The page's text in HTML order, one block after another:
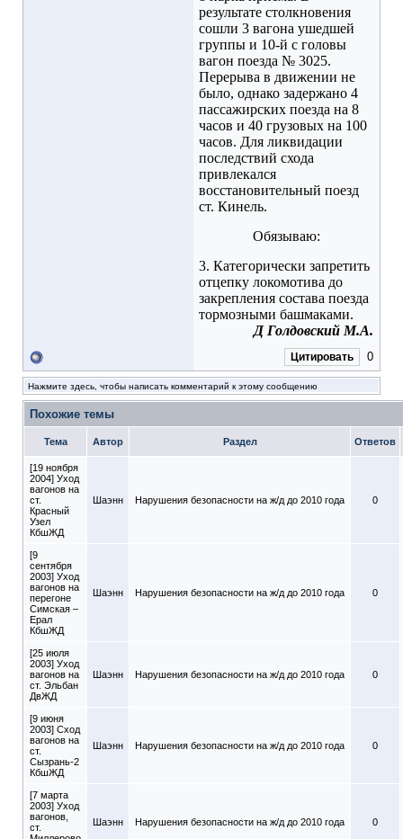
результате столкновения
сошли 3 вагона ушедшей
группы и 10-й с головы
вагон поезда № 3025.
Перерыва в движении не
было, однако задержано 4
пассажирских поезда на 8
часов и 40 грузовых на 100
часов. Для ликвидации
последствий схода
привлекался
восстановительный поезд
ст. Кинель.
Обязываю:
3. Категорически запретить
отцепку локомотива до
закрепления состава поезда
тормозными башмаками.
Д Голдовский М.А.
Цитировать 0
Нажмите здесь, чтобы написать комментарий к этому сообщению
Похожие темы
Тема Автор Раздел Ответов
[19 ноября
2004] Уход
вагонов на
ст.
Красный
Узел
КбшЖД
Шаэнн Нарушения безопасности на ж/д до 2010 года 0
[9
сентября
2003] Уход
вагонов на
перегоне
Симская –
Ерал
КбшЖД
Шаэнн Нарушения безопасности на ж/д до 2010 года 0
[25 июля
2003] Уход
вагонов на
ст. Эльбан
ДвЖД
Шаэнн Нарушения безопасности на ж/д до 2010 года 0
[9 июня
2003] Сход
вагонов на
ст.
Сызрань-2
КбшЖД
Шаэнн Нарушения безопасности на ж/д до 2010 года 0
[7 марта
2003] Уход
вагонов,
ст.
Шаэнн Нарушения безопасности на ж/д до 2010 года 0